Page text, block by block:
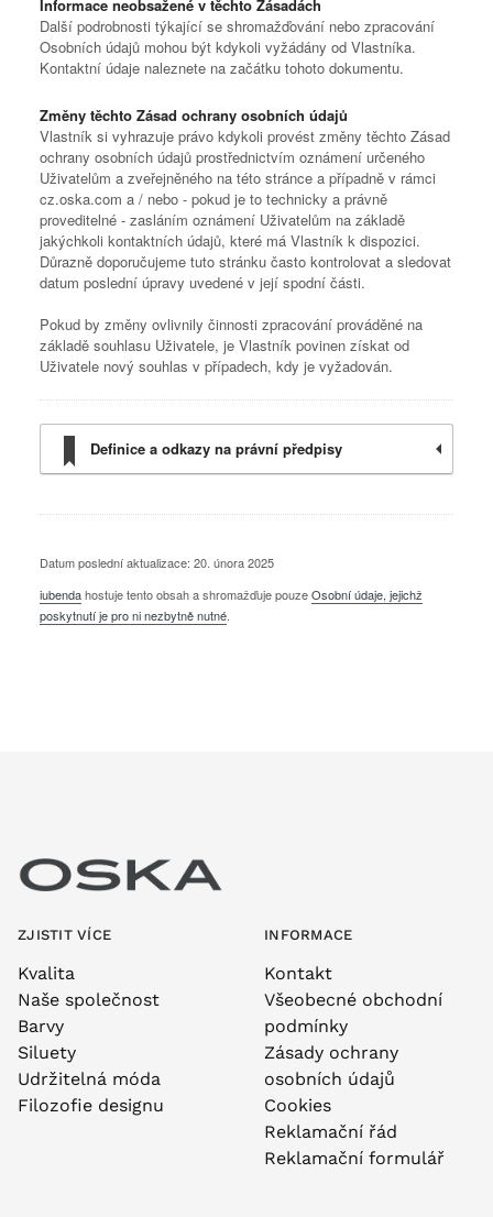
Informace neobsažené v těchto Zásadách
Další podrobnosti týkající se shromažďování nebo zpracování
Osobních údajů mohou být kdykoli vyžádány od Vlastníka.
Kontaktní údaje naleznete na začátku tohoto dokumentu.
Změny těchto Zásad ochrany osobních údajů
Vlastník si vyhrazuje právo kdykoli provést změny těchto Zásad
ochrany osobních údajů prostřednictvím oznámení určeného
Uživatelům a zveřejněného na této stránce a případně v rámci
cz.oska.com a / nebo - pokud je to technicky a právně
proveditelné - zasláním oznámení Uživatelům na základě
jakýchkoli kontaktních údajů, které má Vlastník k dispozici.
Důrazně doporučujeme tuto stránku často kontrolovat a sledovat
datum poslední úpravy uvedené v její spodní části.
Pokud by změny ovlivnily činnosti zpracování prováděné na
základě souhlasu Uživatele, je Vlastník povinen získat od
Uživatele nový souhlas v případech, kdy je vyžadován.
Definice a odkazy na právní předpisy
Datum poslední aktualizace: 20. února 2025
iubendahostuje tento obsah a shromažďuje pouzeOsobní údaje, jejichž
poskytnutí je pro ni nezbytně nutné
ZJISTIT VÍCE
Kvalita
Naše společnost
Barvy
Siluety
Udržitelná móda
Filozofie designu
INFORMACE
Kontakt
Všeobecné obchodní
podmínky
Zásady ochrany
osobních údajů
Cookies
Reklamační řád
Reklamační formulář